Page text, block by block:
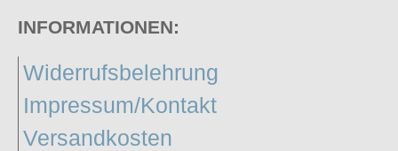
INFORMATIONEN:
Widerrufsbelehrung
Impressum/Kontakt
Versandkosten